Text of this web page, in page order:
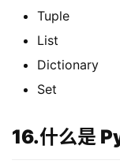
Tuple
List
Dictionary
Set
16.什么是